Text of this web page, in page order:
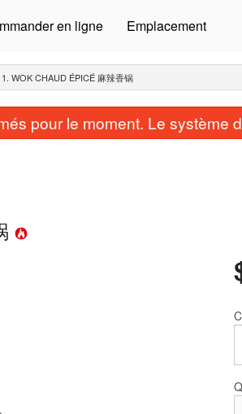
en ligne Emplacement
1. WOK CHAUD ÉPICÉ 麻辣香锅
pour le moment. Le système